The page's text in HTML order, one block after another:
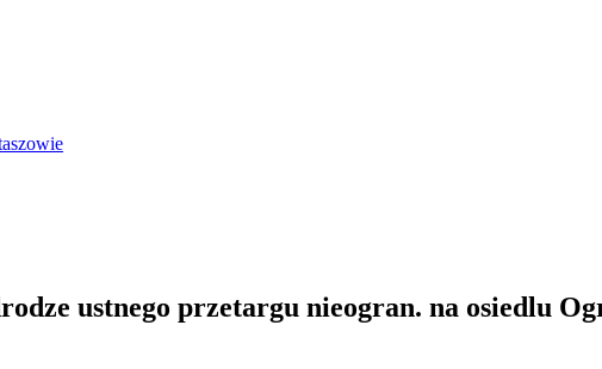
ustnego przetargu nieogran. na osiedlu